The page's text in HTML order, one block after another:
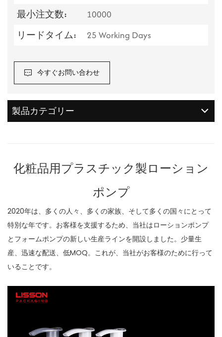
最小注文数:
10000
リードタイム:
25 Working Days
今すぐお問い合わせ
製品カテゴリー
化粧品用プラスチック製ローション
ポンプ
2020年は、多くの人々、多くの家族、そして多くの国々にとって
特別な年です。お客様を支援するため、当社はローションポンプ
とフォームポンプの新しい生産ラインを開設しました。少量生
産、迅速な配送、低MOQ。これが、当社がお客様のために行って
いることです。